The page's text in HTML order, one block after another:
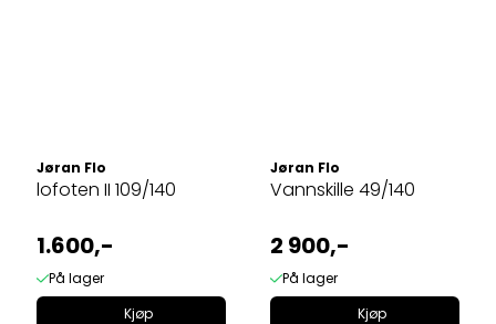
Jøran Flo
lofoten II 109/140
1.600,-
På lager
Kjøp
Jøran Flo
Vannskille 49/140
2 900,-
På lager
Kjøp